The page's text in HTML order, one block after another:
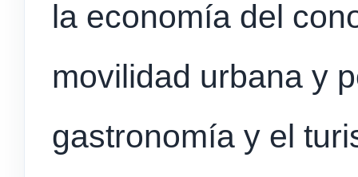
la economía del
movilidad urbana y
gastronomía y el